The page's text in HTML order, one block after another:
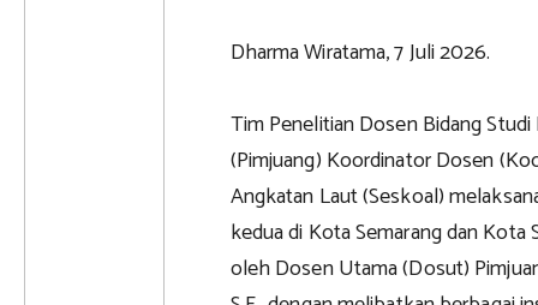
Dharma Wiratama, 7 Juli 2026.
Tim Penelitian Dosen Bidang
(Pimjuang) Koordinator Dosen
Angkatan Laut (Seskoal)
kedua di Kota Semarang dan Kota
oleh Dosen Utama (Dosut)